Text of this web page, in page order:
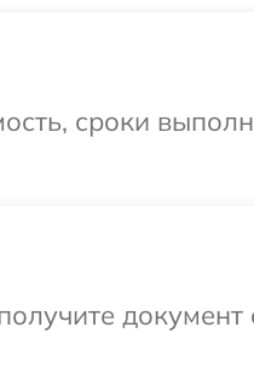
сроки
документ